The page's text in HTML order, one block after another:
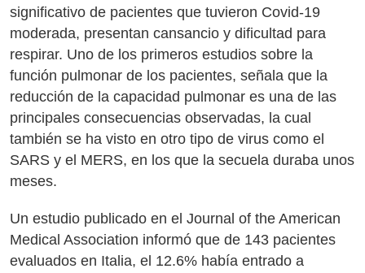
significativo de pacientes que tuvieron Covid-19
moderada, presentan cansancio y dificultad para
respirar. Uno de los primeros estudios sobre la
función pulmonar de los pacientes, señala que la
reducción de la capacidad pulmonar es una de las
principales consecuencias observadas, la cual
también se ha visto en otro tipo de virus como el
SARS y el MERS, en los que la secuela duraba unos
meses.
Un estudio publicado en el Journal of the American
Medical Association informó que de 143 pacientes
evaluados en Italia, el 12.6% había entrado a